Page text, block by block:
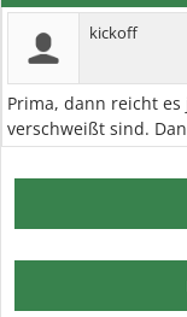
kickoff
Prima, dann reicht
verschweißt sind.